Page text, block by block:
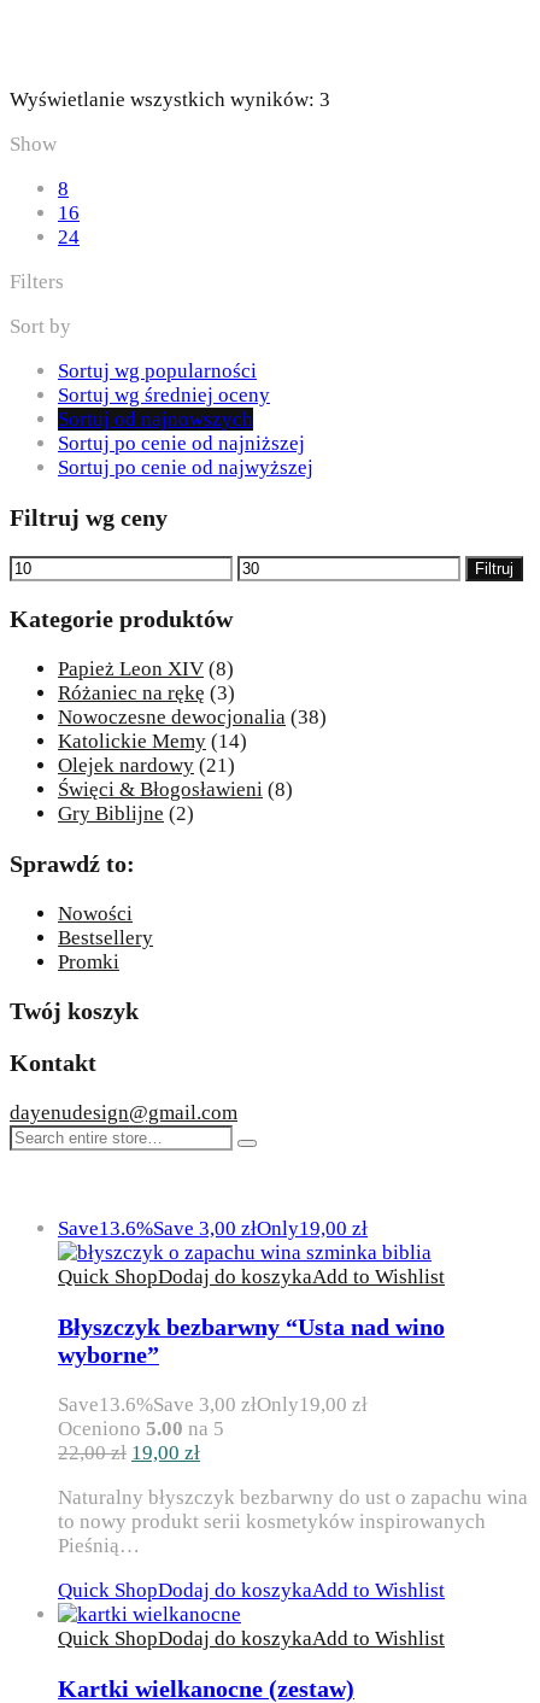
Wyświetlanie wszystkich wyników: 3
Show
8
16
24
Filters
Sort by
Sortuj wg popularności
Sortuj wg średniej oceny
Sortuj od najnowszych
Sortuj po cenie od najniższej
Sortuj po cenie od najwyższej
Filtruj wg ceny
Cena
Cena
Filtruj
Kategorie produktów
Papież Leon XIV (8)
Różaniec na rękę (3)
Nowoczesne dewocjonalia (38)
Katolickie Memy (14)
Olejek nardowy (21)
Święci & Błogosławieni (8)
Gry Biblijne (2)
Sprawdź to:
Nowości
Bestsellery
Promki
Twój koszyk
Kontakt
dayenudesign@gmail.com
Save13.6%Save 3,00 złOnly19,00 zł
Quick ShopDodaj do koszykaAdd to Wishlist
Błyszczyk bezbarwny “Usta nad wino
wyborne”
Save13.6%Save 3,00 złOnly19,00 zł
Oceniono 5.00 na 5
22,00zł Pierwotna
wynosiła:
22,00 zł.
19,00 złAktualna
wynosi:
19,00 zł.
Naturalny błyszczyk bezbarwny do ust o zapachu wina
to nowy produkt serii kosmetyków inspirowanych
Pieśnią…
Quick ShopDodaj do koszykaAdd to Wishlist
Quick ShopDodaj do koszykaAdd to Wishlist
Kartki wielkanocne (zestaw)